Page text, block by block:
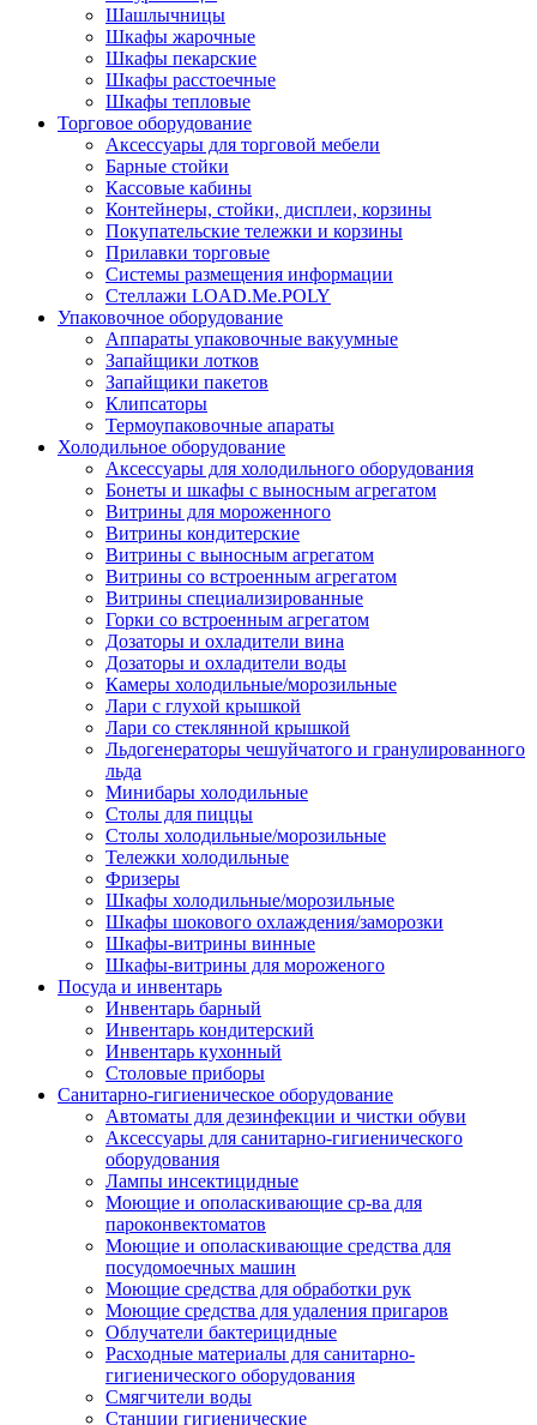
Шашлычницы
Шкафы жарочные
Шкафы пекарские
Шкафы расстоечные
Шкафы тепловые
Торговое оборудование
Аксессуары для торговой мебели
Барные стойки
Кассовые кабины
Контейнеры, стойки, дисплеи, корзины
Покупательские тележки и корзины
Прилавки торговые
Системы размещения информации
Стеллажи LOAD.Me.POLY
Упаковочное оборудование
Аппараты упаковочные вакуумные
Запайщики лотков
Запайщики пакетов
Клипсаторы
Термоупаковочные апараты
Холодильное оборудование
Аксессуары для холодильного оборудования
Бонеты и шкафы с выносным агрегатом
Витрины для мороженного
Витрины кондитерские
Витрины с выносным агрегатом
Витрины со встроенным агрегатом
Витрины специализированные
Горки со встроенным агрегатом
Дозаторы и охладители вина
Дозаторы и охладители воды
Камеры холодильные/морозильные
Лари с глухой крышкой
Лари со стеклянной крышкой
Льдогенераторы чешуйчатого и гранулированного
льда
Минибары холодильные
Столы для пиццы
Столы холодильные/морозильные
Тележки холодильные
Фризеры
Шкафы холодильные/морозильные
Шкафы шокового охлаждения/заморозки
Шкафы-витрины винные
Шкафы-витрины для мороженого
Посуда и инвентарь
Инвентарь барный
Инвентарь кондитерский
Инвентарь кухонный
Столовые приборы
Санитарно-гигиеническое оборудование
Автоматы для дезинфекции и чистки обуви
Аксессуары для санитарно-гигиенического
оборудования
Лампы инсектицидные
Моющие и ополаскивающие ср-ва для
пароконвектоматов
Моющие и ополаскивающие средства для
посудомоечных машин
Моющие средства для обработки рук
Моющие средства для удаления пригаров
Облучатели бактерицидные
Расходные материалы для санитарно-
гигиенического оборудования
Смягчители воды
Станции гигиенические